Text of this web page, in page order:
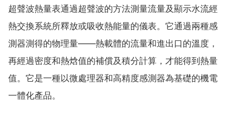
超聲波熱量表通過超聲波的方法測量流量及顯示水流經
熱交換系統所釋放或吸收熱能量的儀表。它通過兩種感
測器測得的物理量——熱載體的流量和進出口的溫度，
再經過密度和熱焓值的補償及積分計算，才能得到熱量
值。它是一種以微處理器和高精度感測器為基礎的機電
一體化產品。